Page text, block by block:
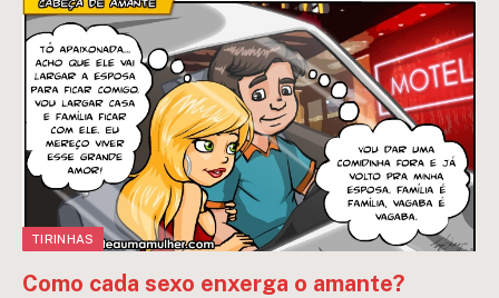
TIRINHAS
Como cada sexo enxerga o amante?